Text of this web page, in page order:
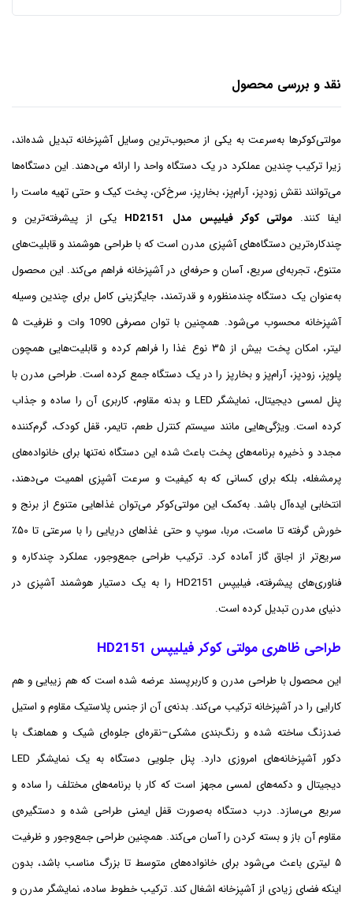
نقد و بررسی محصول
مولتی‌کوکرها به‌سرعت به یکی از محبوب‌ترین وسایل آشپزخانه تبدیل شده‌اند،
زیرا ترکیب چندین عملکرد در یک دستگاه واحد را ارائه می‌دهند. این دستگاه‌ها
می‌توانند نقش زودپز، آرام‌پز، بخارپز، سرخ‌کن، پخت کیک و حتی تهیه ماست را
ایفا کنند. مولتی کوکر فیلیپس مدل HD2151
یکی از پیشرفته‌ترین و
چندکاره‌ترین دستگاه‌های آشپزی مدرن است که با طراحی هوشمند و قابلیت‌های
متنوع، تجربه‌ای سریع، آسان و حرفه‌ای در آشپزخانه فراهم می‌کند. این محصول
به‌عنوان یک دستگاه چندمنظوره و قدرتمند، جایگزینی کامل برای چندین وسیله
آشپزخانه محسوب می‌شود. همچنین با توان مصرفی 1090 وات و ظرفیت ۵
لیتر، امکان پخت بیش از ۳۵ نوع غذا را فراهم کرده و قابلیت‌هایی همچون
پلوپز، زودپز، آرام‌پز و بخارپز را در یک دستگاه جمع کرده است. طراحی مدرن با
پنل لمسی دیجیتال، نمایشگر LED و بدنه مقاوم، کاربری آن را ساده و جذاب
کرده است. ویژگی‌هایی مانند سیستم کنترل طعم، تایمر، قفل کودک، گرم‌کننده
مجدد و ذخیره برنامه‌های پخت باعث شده این دستگاه نه‌تنها برای خانواده‌های
پرمشغله، بلکه برای کسانی که به کیفیت و سرعت آشپزی اهمیت می‌دهند،
انتخابی ایده‌آل باشد. به‌کمک این مولتی‌کوکر می‌توان غذاهایی متنوع از برنج و
خورش گرفته تا ماست، مربا، سوپ و حتی غذاهای دریایی را با سرعتی تا ۵۰٪
سریع‌تر از اجاق گاز آماده کرد. ترکیب طراحی جمع‌وجور، عملکرد چندکاره و
فناوری‌های پیشرفته، فیلیپس HD2151 را به یک دستیار هوشمند آشپزی در
دنیای مدرن تبدیل کرده است.
طراحی ظاهری مولتی کوکر فیلیپس HD2151
این محصول با طراحی مدرن و کاربرپسند عرضه شده است که هم زیبایی و هم
کارایی را در آشپزخانه ترکیب می‌کند. بدنه‌ی آن از جنس پلاستیک مقاوم و استیل
ضدزنگ ساخته شده و رنگ‌بندی مشکی–نقره‌ای جلوه‌ای شیک و هماهنگ با
دکور آشپزخانه‌های امروزی دارد. پنل جلویی دستگاه به یک نمایشگر LED
دیجیتال و دکمه‌های لمسی مجهز است که کار با برنامه‌های مختلف را ساده و
سریع می‌سازد. درب دستگاه به‌صورت قفل ایمنی طراحی شده و دستگیره‌ی
مقاوم آن باز و بسته کردن را آسان می‌کند. همچنین طراحی جمع‌وجور و ظرفیت
۵ لیتری باعث می‌شود برای خانواده‌های متوسط تا بزرگ مناسب باشد، بدون
اینکه فضای زیادی از آشپزخانه اشغال کند. ترکیب خطوط ساده، نمایشگر مدرن و